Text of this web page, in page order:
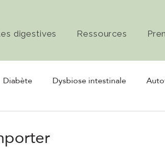
digestives Ressources
Diabète Dysbiose intestinale